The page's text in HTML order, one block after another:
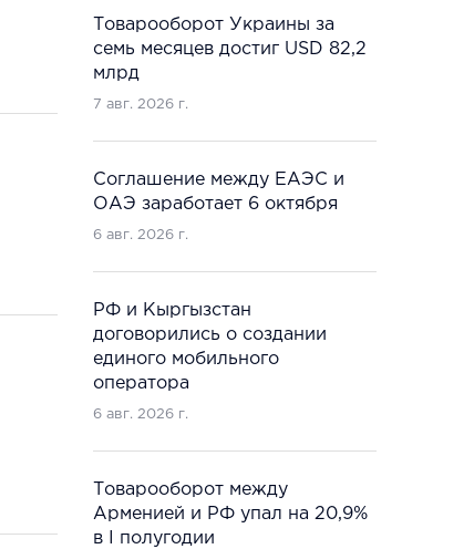
Товарооборот Украины за
семь месяцев достиг USD 82,2
млрд
7 авг. 2026 г.
Соглашение между ЕАЭС и
ОАЭ заработает 6 октября
6 авг. 2026 г.
РФ и Кыргызстан
договорились о создании
единого мобильного
оператора
6 авг. 2026 г.
Товарооборот между
Арменией и РФ упал на 20,9%
в I полугодии